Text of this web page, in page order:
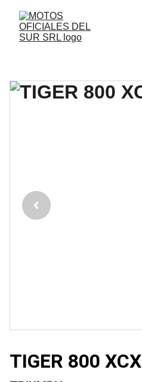
TIGER 800 XCX